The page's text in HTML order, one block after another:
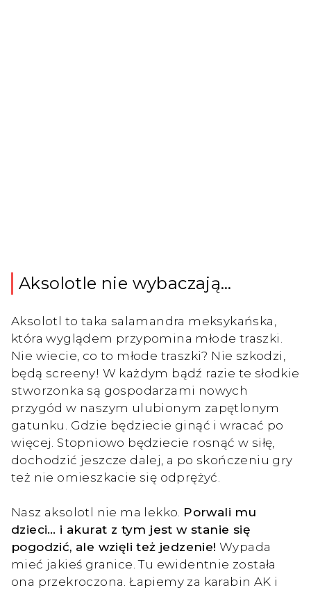
Aksolotle nie wybaczają…
Aksolotl to taka salamandra meksykańska,
która wyglądem przypomina młode traszki.
Nie wiecie, co to młode traszki? Nie szkodzi,
będą screeny! W każdym bądź razie te słodkie
stworzonka są gospodarzami nowych
przygód w naszym ulubionym zapętlonym
gatunku. Gdzie będziecie ginąć i wracać po
więcej. Stopniowo będziecie rosnąć w siłę,
dochodzić jeszcze dalej, a po skończeniu gry
też nie omieszkacie się odprężyć.
Nasz aksolotl nie ma lekko. Porwali mu
dzieci… i akurat z tym jest w stanie się
pogodzić, ale wzięli też jedzenie! Wypada
mieć jakieś granice. Tu ewidentnie została
ona przekroczona. Łapiemy za karabin AK i